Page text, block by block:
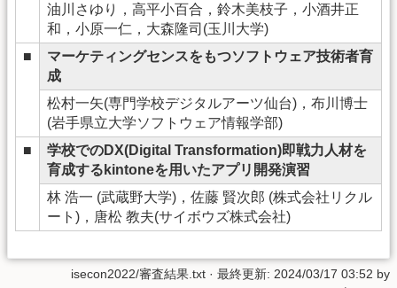
油川さゆり，高平小百合，鈴木美枝子，小酒井正
和，小原一仁，大森隆司(玉川大学)
■
マーケティングセンスをもつソフトウェア技術者育
成
松村一矢(専門学校デジタルアーツ仙台)，布川博士
(岩手県立大学ソフトウェア情報学部)
■
学校でのDX(Digital Transformation)即戦力人材を
育成するkintoneを用いたアプリ開発演習
林 浩一 (武蔵野大学)，佐藤 賢次郎 (株式会社リクル
ート)，唐松 教夫(サイボウズ株式会社)
isecon2022/審査結果.txt · 最終更新: 2024/03/17 03:52 by